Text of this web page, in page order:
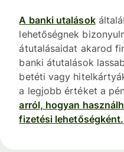
A banki utalások
lehetőségnek
átutalásaidat akarod
banki átutalások
betéti vagy
a legjobb értéket a
arról, hogyan
fizetési lehetőségként.